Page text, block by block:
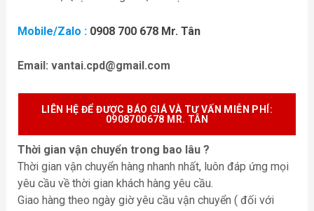
Mobile/Zalo : 0908 700 678 Mr. Tân
Email: vantai.cpd@gmail.com
LIÊN HỆ ĐỂ ĐƯỢC BÁO GIÁ VÀ TƯ VẤN MIỄN P HÍ:
0908700678 MR. TÂN
Thời gian vận chuyển trong bao lâu ?
Thời gian vận chuyển hàng nhanh nhất, luôn đáp ứng mọi
yêu cầu về thời gian khách hàng yêu cầu.
Giao hàng theo ngày giờ yêu cầu vận chuyển ( đối với